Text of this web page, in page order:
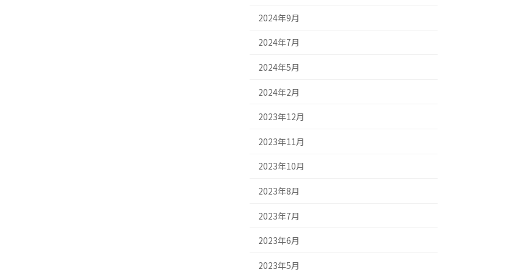
2024年9月
2024年7月
2024年5月
2024年2月
2023年12月
2023年11月
2023年10月
2023年8月
2023年7月
2023年6月
2023年5月